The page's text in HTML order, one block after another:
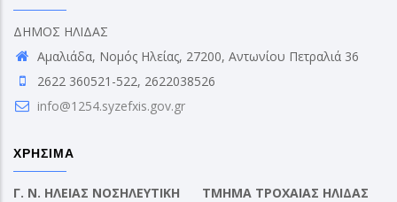
ΔΗΜΟΣ ΗΛΙΔΑΣ
Αμαλιάδα, Νομός Ηλείας, 27200, Αντωνίου Πετραλιά 36
2622 360521-522, 2622038526
info@1254.syzefxis.gov.gr
ΧΡΗΣΙΜΑ
Γ. Ν. ΗΛΕΙΑΣ ΝΟΣΗΛΕΥΤΙΚΗ
ΤΜΗΜΑ ΤΡΟΧΑΙΑΣ ΗΛΙΔΑΣ